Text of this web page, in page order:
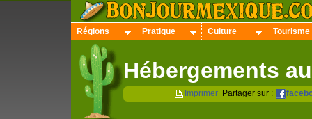
Régions Pratique Culture Tourisme
Hébergements
Imprimer Partager sur :